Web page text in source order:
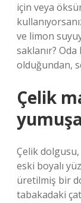
için veya
ve limon
saklanır?
olduğundan,
Çelik
Çelik
eski boyalı
üretilmiş bir
tabakadaki